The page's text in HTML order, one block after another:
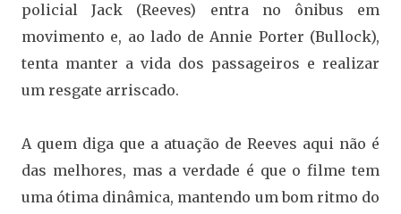
policial Jack (Reeves) entra no ônibus em
movimento e, ao lado de Annie Porter (Bullock),
tenta manter a vida dos passageiros e realizar
um resgate arriscado.
A quem diga que a atuação de Reeves aqui não é
das melhores, mas a verdade é que o filme tem
uma ótima dinâmica, mantendo um bom ritmo do